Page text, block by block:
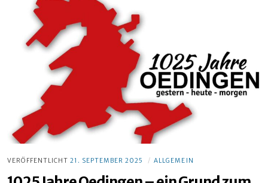
VERÖFFENTLICHT 21. SEPTEMBER 2025 ALLGEMEIN